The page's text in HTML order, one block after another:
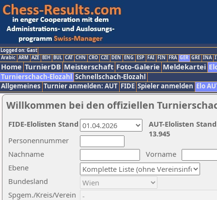
Logged on: Gast
Arabic ARM AZE BIH BUL CAT CHN CRO CZE DEN ENG ESP FAI FIN FRA GER GRE INA
Home TurnierDB Meisterschaft Foto-Galerie Meldekartei
Turnierschach-Elozahl Schnellschach-Elozahl
Allgemeines Turnier anmelden: AUT FIDE Spieler anmelden Elo
Willkommen bei den offiziellen
Nachname
Vorname
Ebene
Personennummer
Bundesland
Spgem./Kreis/Verein
AUT-Elolisten
13.945
FIDE-Elolisten Stand